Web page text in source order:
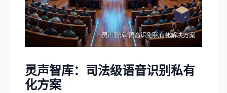
灵声智库：司法级语音识别私有
化方案